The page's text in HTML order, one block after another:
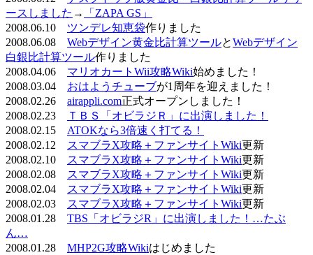
ースしました →
「ZAPA GS」
2008.06.10 ツンデレ知恵袋作りました
2008.06.08 Webデザイン黄金比計算ツールとWebデザイン
白銀比計算ツール作りました
2008.04.06 マリオカートWii攻略Wiki始めました！
2008.03.04 おはようチューブが1周年を迎えました！
2008.02.26 airappli.com正式オープンしました！
2008.02.23
ＴＢＳ「オビラジＲ」に出演しました！
2008.02.15 ATOKなら3倍速く打てる！
2008.02.12
スマブラX攻略＋ファンサイトWiki更新
2008.02.10
スマブラX攻略＋ファンサイトWiki更新
2008.02.08
スマブラX攻略＋ファンサイトWiki更新
2008.02.04
スマブラX攻略＋ファンサイトWiki更新
2008.02.03
スマブラX攻略＋ファンサイトWiki更新
2008.01.28 TBS「オビラジR」に出演しました！…たぶ
ん…
2008.01.28 MHP2G攻略Wikiはじめました